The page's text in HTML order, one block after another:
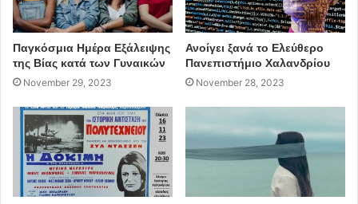
Παγκόσμια Ημέρα Εξάλειψης
της Βίας κατά των Γυναικών
November 29, 2023
Ανοίγει ξανά το Ελεύθερο
Πανεπιστήμιο Χαλανδρίου
November 28, 2023